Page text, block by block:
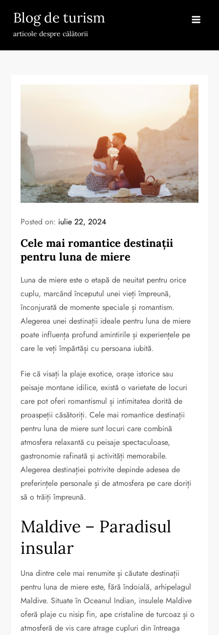
content
Blog de turism
articole despre călătorii
Posted on: iulie 22, 2024
Cele mai romantice destinații
pentru luna de miere
Luna de miere este o etapă de neuitat pentru orice
cuplu, marcând începutul unei vieți împreună,
înconjurată de momente speciale și romantism.
Alegerea unei destinații ideale pentru luna de miere
poate influența profund amintirile și experiențele pe
care le veți împărtăși cu persoana iubită.
Fie că visați la plaje exotice, orașe istorice sau
peisaje montane idilice, există o varietate de locuri
care pot oferi romantismul și intimitatea dorită de
proaspeții căsătoriți. Cele mai romantice destinații
pentru luna de miere sunt locuri care combină
atmosfera relaxantă cu peisaje spectaculoase,
gastronomie rafinată și activități memorabile.
Alegerea destinației potrivite depinde adesea de
preferințele personale și de atmosfera pe care doriți
să o trăiți împreună.
Maldive – Paradisul
insular
Una dintre cele mai renumite și căutate destinații
pentru luna de miere este, fără îndoială, arhipelagul
Maldive. Situate în Oceanul Indian, insulele Maldive
oferă plaje cu nisip fin, ape cristaline de turcoaz și o
atmosferă de vis care atrage cupluri din întreaga